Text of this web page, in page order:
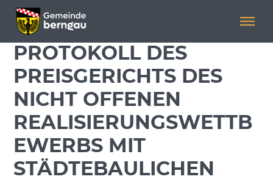
Menü überspringen
Menü überspringen
PROTOKOLL DES
PREISGERICHTS DES
NICHT OFFENEN
REALISIERUNGSWETTB
EWERBS MIT
STÄDTEBAULICHEN